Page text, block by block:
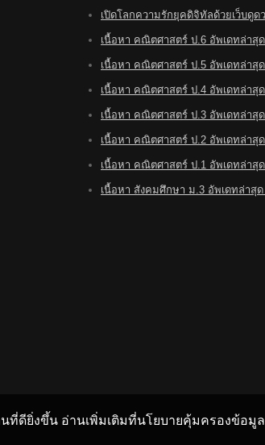
เปิดโลกความรักยุคดิจิทัลด้วยเว็บดูด
เนื้อหา คณิตศาสตร์ ป.6 อัพเดทล่าสุ
เนื้อหา คณิตศาสตร์ ป.5 อัพเดทล่าสุ
เนื้อหา คณิตศาสตร์ ป.4 อัพเดทล่าสุ
เนื้อหา คณิตศาสตร์ ป.3 อัพเดทล่าสุ
เนื้อหา คณิตศาสตร์ ป.2 อัพเดทล่าสุ
เนื้อหา คณิตศาสตร์ ป.1 อัพเดทล่าสุ
เนื้อหา สังคมศึกษา ม.3 อัพเดทล่าสุ
ที่ดียิ่งขึ้น อ่านเพิ่มเติมที่นโยบายคุ้มครองข้อมู